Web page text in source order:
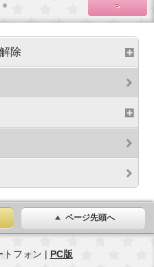
>
除
ページ先頭へ
トフォン | PC版